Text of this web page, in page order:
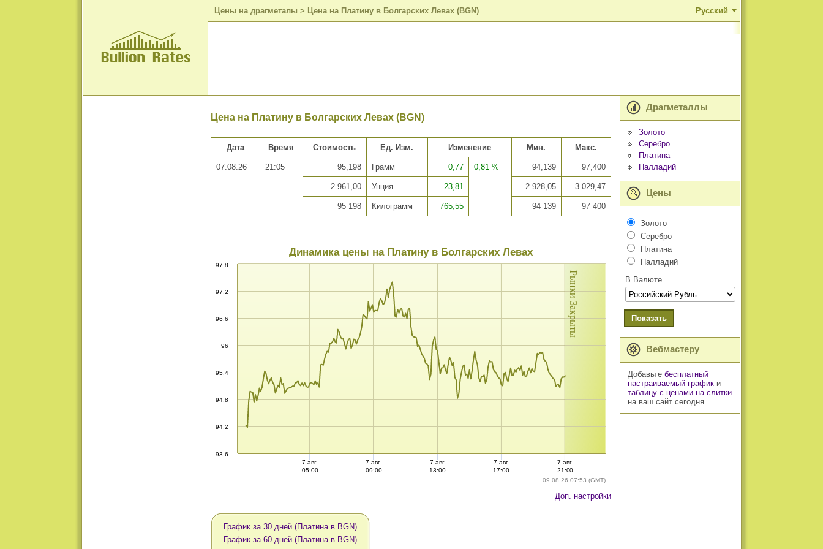
Цены на драгметалы > Цена на Платину в Болгарских Левах (BGN) Русский
Цена на Платину в Болгарских Левах (BGN)
Дата Время Стоимость Ед. Изм. Изменение Мин. Макс.
07.08.26 21:05 95,198 Грамм 0,77 0,81 % 94,139 97,400
2 961,00 Унция 23,81 2 928,05 3 029,47
95 198 Килограмм 765,55 94 139 97 400
Рынки Закрыты
09.08.26 07:53 (GMT)
Динамика цены на Платину в Болгарских Левах
93,6
94,2
94,8
95,4
96
96,6
97,2
97,8
7 авг.
05:00
7 авг.
09:00
7 авг.
13:00
7 авг.
17:00
7 авг.
21:00
Доп. настройки
График за 30 дней (Платина в BGN)
График за 60 дней (Платина в BGN)
Драгметаллы
Золото
Серебро
Платина
Палладий
Цены
Золото
Серебро
Платина
Палладий
В Валюте
Показать
Вебмастеру
Добавьте бесплатный
настраиваемый графики
таблицу с ценами на слитки
на ваш сайт сегодня.